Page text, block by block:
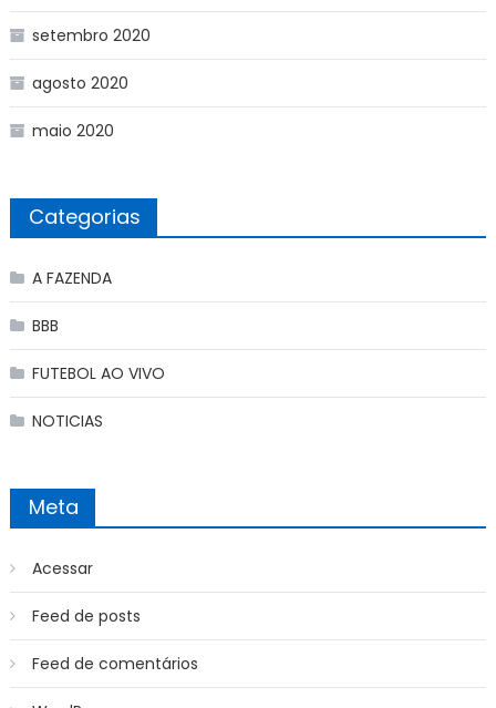
setembro 2020
agosto 2020
maio 2020
Categorias
A FAZENDA
BBB
FUTEBOL AO VIVO
NOTICIAS
Meta
Acessar
Feed de posts
Feed de comentários